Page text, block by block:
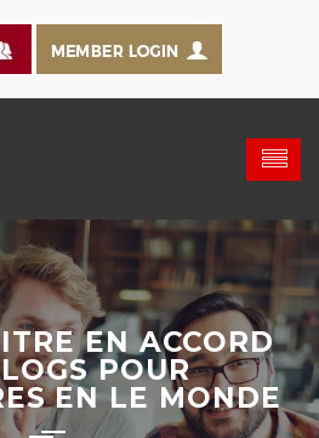
EN ACCORD
POUR
EN LE MONDE